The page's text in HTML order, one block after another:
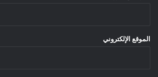
الموقع الإلكتروني